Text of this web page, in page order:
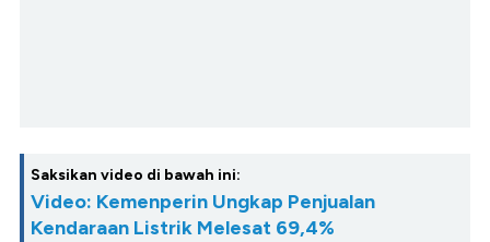
Saksikan video di bawah ini:
Video: Kemenperin Ungkap Penjualan
Kendaraan Listrik Melesat 69,4%